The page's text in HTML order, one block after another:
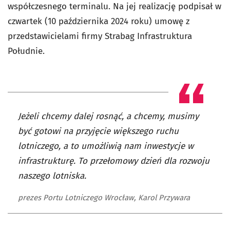
współczesnego terminalu. Na jej realizację podpisał w
czwartek (10 października 2024 roku) umowę z
przedstawicielami firmy Strabag Infrastruktura
Południe.
Jeżeli chcemy dalej rosnąć, a chcemy, musimy
być gotowi na przyjęcie większego ruchu
lotniczego, a to umożliwią nam inwestycje w
infrastrukturę. To przełomowy dzień dla rozwoju
naszego lotniska.
prezes Portu Lotniczego Wrocław, Karol Przywara